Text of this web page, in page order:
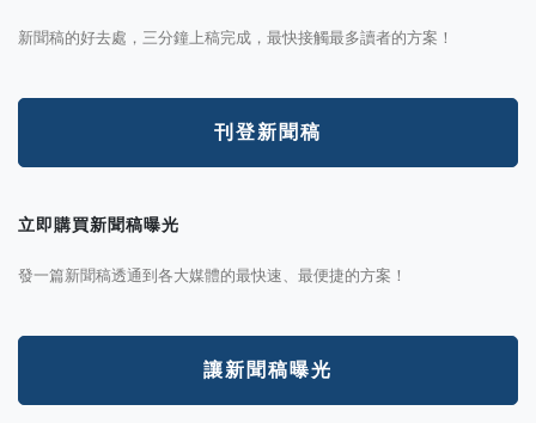
新聞稿的好去處，三分鐘上稿完成，最快接觸最多讀者的方案！
刊登新聞稿
立即購買新聞稿曝光
發一篇新聞稿透通到各大媒體的最快速、最便捷的方案！
讓新聞稿曝光